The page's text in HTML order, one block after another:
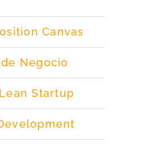
Canvas
Negocio
Startup